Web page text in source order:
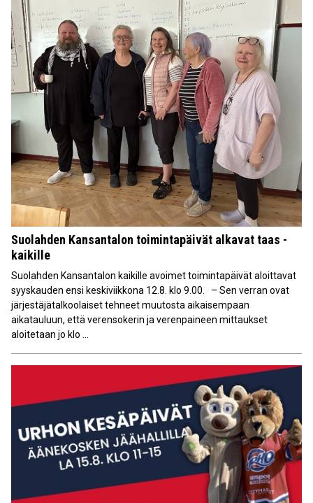
Suolahden Kansantalon toimintapäivät alkavat taas -
kaikille
Suolahden Kansantalon kaikille avoimet toimintapäivät aloittavat
syyskauden ensi keskiviikkona 12.8. klo 9.00. – Sen verran ovat
järjestäjätalkoolaiset tehneet muutosta aikaisempaan
aikatauluun, että verensokerin ja verenpaineen mittaukset
aloitetaan jo klo ...